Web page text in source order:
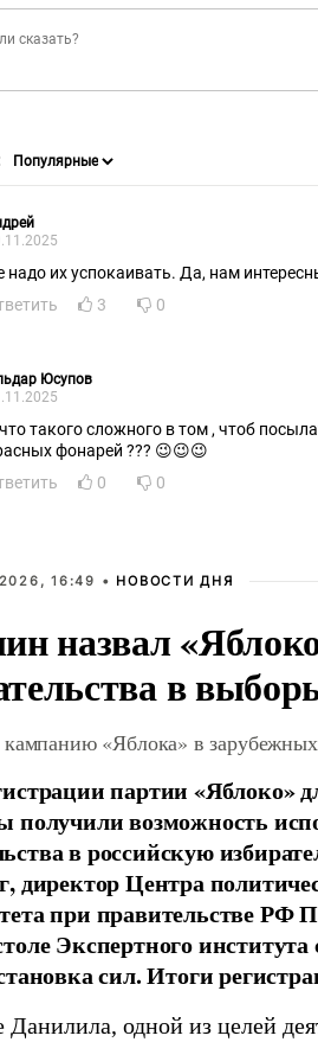
надо их успокаивать. Да, нам
3 0
Юсупов
такого сложного в том , чтоб
фонарей ??? 😉😉😉
0 0
16:49 • НОВОСТИ ДНЯ
назвал
в
«Яблока» в
партии «Яблоко»
получили возможность
в российскую
директор Центра
при правительстве
Экспертного
сил. Итоги
одной из целей